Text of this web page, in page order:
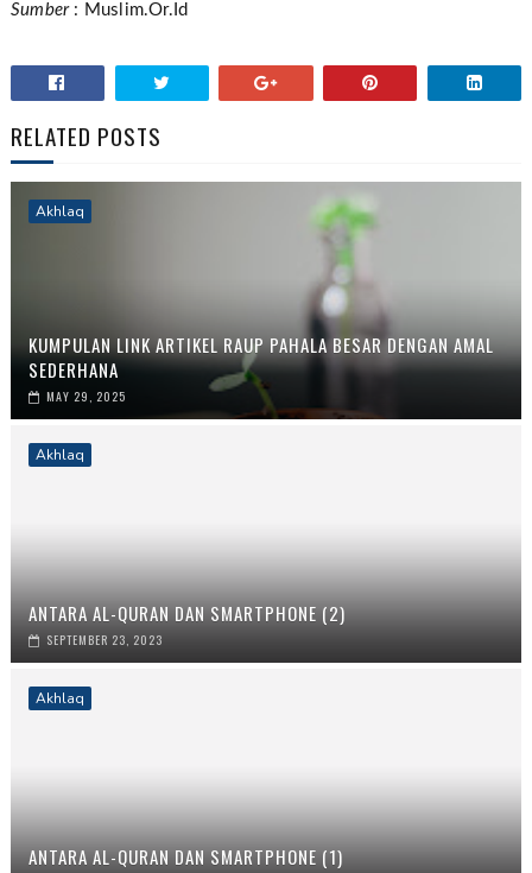
Sumber : Muslim.Or.Id
RELATED POSTS
Akhlaq
KUMPULAN LINK ARTIKEL RAUP PAHALA BESAR DENGAN AMAL
SEDERHANA
MAY 29, 2025
Akhlaq
ANTARA AL-QURAN DAN SMARTPHONE (2)
SEPTEMBER 23, 2023
Akhlaq
ANTARA AL-QURAN DAN SMARTPHONE (1)